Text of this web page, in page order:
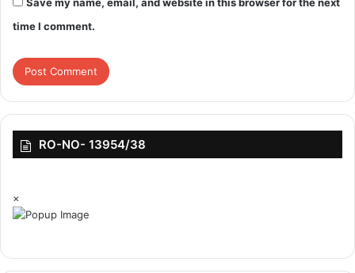
Save my name, email, and website in this browser for the next
time I comment.
RO-NO- 13954/38
×